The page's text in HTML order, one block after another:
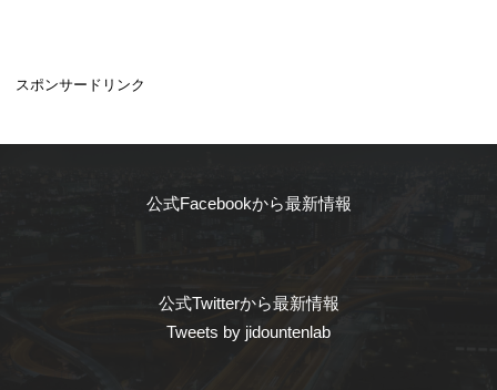
スポンサードリンク
公式Facebookから最新情報
公式Twitterから最新情報
Tweets by jidountenlab